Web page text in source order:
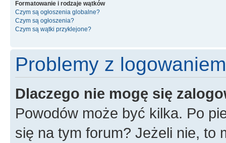
Formatowanie i rodzaje wątków
Czym są ogłoszenia globalne?
Czym są ogłoszenia?
Czym są wątki przyklejone?
Problemy z
Dlaczego nie mogę się
Powodów może być kilka. Po
się na tym forum? Jeżeli nie, to